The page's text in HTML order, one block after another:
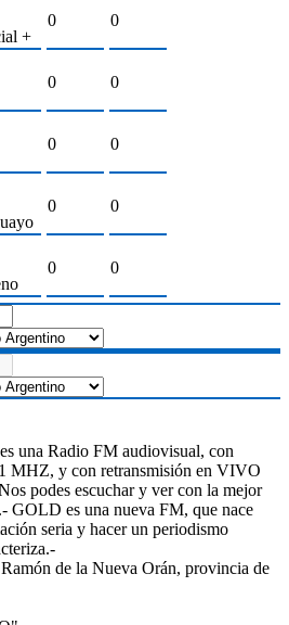
+
0 0
0 0
0 0
0 0
0 0
una Radio FM audiovisual, con
MHZ, y con retransmisión en VIVO
podes escuchar y ver con la mejor
GOLD es una nueva FM, que nace
seria y hacer un periodismo
de la Nueva Orán, provincia de